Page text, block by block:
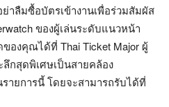
าลืมซื้อบัตรเข้างานเพื่อร่วมสัมผัส
ของผู้เล่นระดับแนวหน้า
องคุณได้ที่ Thai Ticket Major ผู้
กสุดพิเศษเป็นสายคล้อง
ายการนี้ โดยจะสามารถรับได้ที่